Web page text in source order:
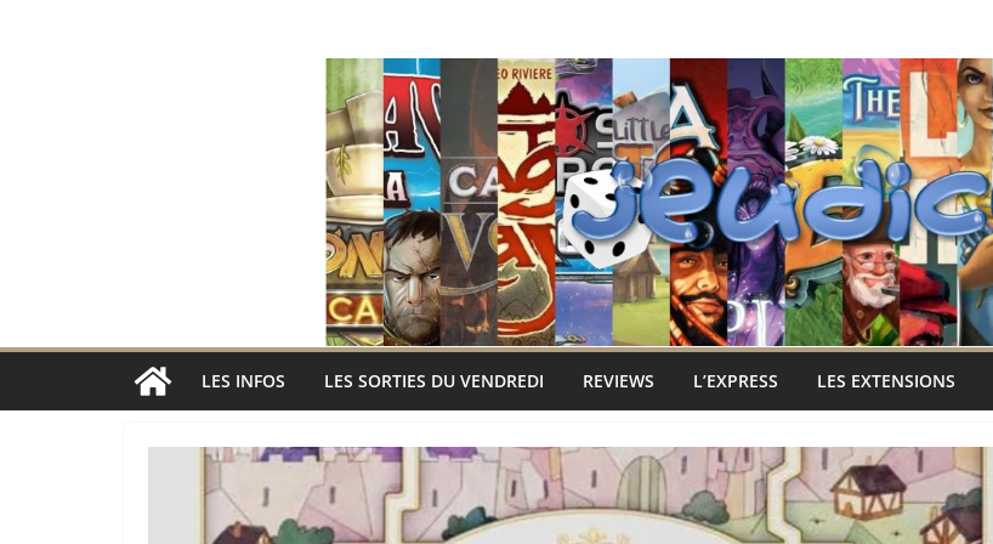
LES INFOS LES SORTIES DU VENDREDI REVIEWS L’EXPRESS LES EXTENSIONS